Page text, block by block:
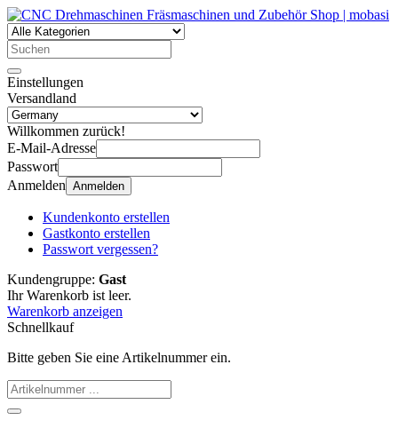
Einstellungen
Versandland
Willkommen zurück!
E-Mail-Adresse
Passwort
Anmelden Anmelden
Kundenkonto erstellen
Gastkonto erstellen
Passwort vergessen?
Kundengruppe: Gast
Ihr Warenkorb ist leer.
Warenkorb anzeigen
Schnellkauf
Bitte geben Sie eine Artikelnummer ein.